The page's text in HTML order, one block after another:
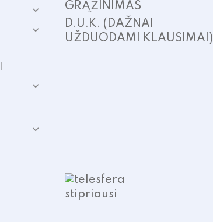
GRĄŽINIMAS
D.U.K. (DAŽNAI
UŽDUODAMI KLAUSIMAI)